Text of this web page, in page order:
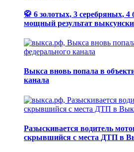
🥋 6 золотых, 3 серебряных, 4
мощный результат
Выкса вновь попала в
канала
Разыскивается водитель
скрывшийся с места ДТП в